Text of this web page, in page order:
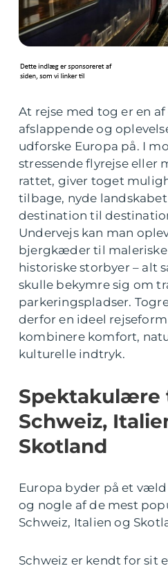
At rejse med tog er en
afslappende og
udforske Europa på. I
stressende flyrejse eller
rattet, giver toget
tilbage, nyde
destination til
Undervejs kan man
bjergkæder til maleriske
historiske storbyer – alt
skulle bekymre sig om
parkeringspladser.
derfor en ideel
kombinere komfort,
kulturelle indtryk.
Spektakulære
Schweiz,
Skotland
Europa byder på et
og nogle af de mest
Schweiz, Italien og
Schweiz er kendt for sit